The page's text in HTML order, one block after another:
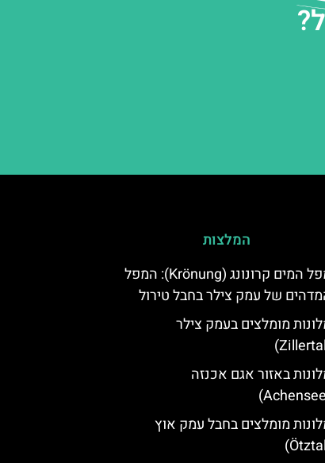
המלצות
מפל המים קרונונג (Krönung): המפל
של עמק צילר בחבל טירול
מומלצים בעמק צילר
באזור אגם אכנזה
מומלצים בחבל עמק אוץ